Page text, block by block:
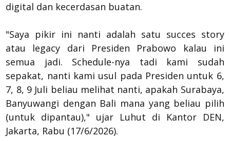
digital dan kecerdasan buatan.
"Saya pikir ini nanti adalah satu succes story
atau legacy dari Presiden Prabowo kalau ini
semua jadi. Schedule-nya tadi kami sudah
sepakat, nanti kami usul pada Presiden untuk 6,
7, 8, 9 Juli beliau melihat nanti, apakah Surabaya,
Banyuwangi dengan Bali mana yang beliau pilih
(untuk dipantau)," ujar Luhut di Kantor DEN,
Jakarta, Rabu (17/6/2026).